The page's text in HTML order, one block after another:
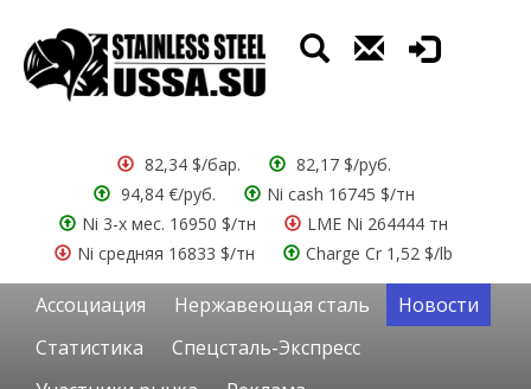
82,34 $/бар.
82,17 $/руб.
94,84 €/руб.
Ni cash 16745 $/тн
Ni 3-х мес. 16950 $/тн
LME Ni 264444 тн
Ni средняя 16833 $/тн
Charge Cr 1,52 $/lb
Ассоциация Нержавеющая сталь
Новости
Статистика
Спецсталь-Экспресс